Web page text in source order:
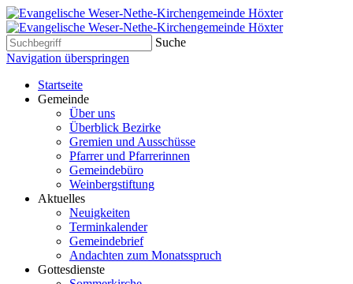
Suche
Navigation überspringen
Startseite
Gemeinde
Über uns
Überblick Bezirke
Gremien und Ausschüsse
Pfarrer und Pfarrerinnen
Gemeindebüro
Weinbergstiftung
Aktuelles
Neuigkeiten
Terminkalender
Gemeindebrief
Andachten zum Monatsspruch
Gottesdienste